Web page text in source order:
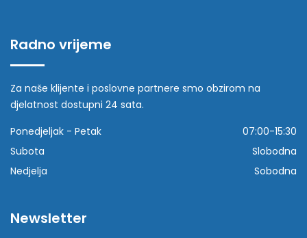
Radno vrijeme
Za naše klijente i poslovne partnere smo obzirom na
djelatnost dostupni 24 sata.
Ponedjeljak - Petak
07:00-15:30
Subota
Slobodna
Nedjelja
Sobodna
Newsletter